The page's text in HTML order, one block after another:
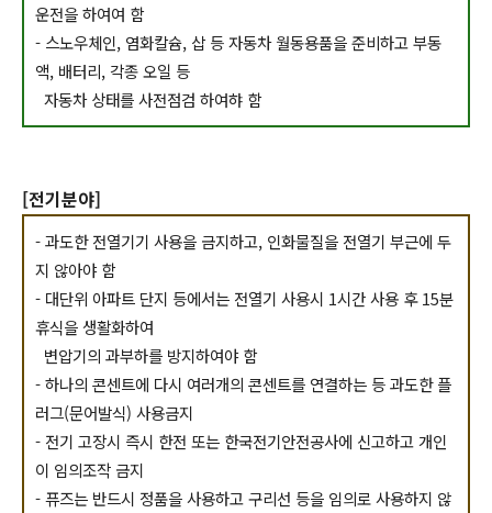
운전을 하여여 함
- 스노우체인, 염화칼슘, 삽 등 자동차 월동용품을 준비하고 부동
액, 배터리, 각종 오일 등
자동차 상태를 사전점검 하여햐 함
[전기분야]
- 과도한 전열기기 사용을 금지하고, 인화물질을 전열기 부근에 두
지 않아야 함
- 대단위 아파트 단지 등에서는 전열기 사용시 1시간 사용 후 15분
휴식을 생활화하여
변압기의 과부하를 방지하여야 함
- 하나의 콘센트에 다시 여러개의 콘센트를 연결하는 등 과도한 플
러그(문어발식) 사용금지
- 전기 고장시 즉시 한전 또는 한국전기안전공사에 신고하고 개인
이 임의조작 금지
- 퓨즈는 반드시 정품을 사용하고 구리선 등을 임의로 사용하지 않